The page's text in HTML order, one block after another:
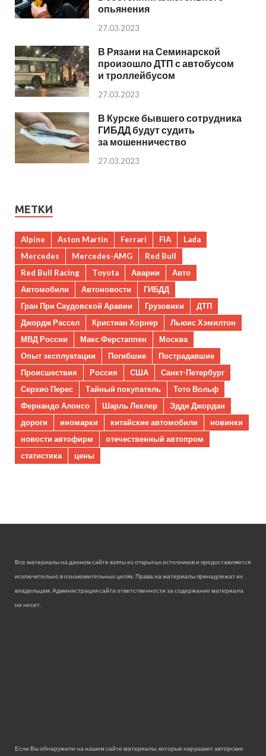
опьянения
27.03.2023
В Рязани на Семинарской
произошло ДТП с автобусом
и троллейбусом
27.03.2023
В Курске бывшего сотрудника
ГИБДД будут судить
за мошенничество
27.03.2023
МЕТКИ
Alpine Aston Martin Ferrari FIA
Lada
Mercedes
Mercedes-AMG
Red Bull
Red Bull Racing
Toyota Аварии
Авто
Автомобили
Автоновости
ГИБДД
Гран При Саудовской Аравии
Грузовики
ДТП
Джордж Рассел
Кристиан Хорнер
Льюис Хэмилтон
МВД России
Макс Ферстаппен
Москва
Опыт эксплуатации
Погибшие
Пострадавшие
Происшествия
Россия США
Санкт-Петербург
Серхио Перес
Тайный покупатель
Тото Вольф
Фернандо Алонсо
Шарль Леклер
Эдди Джордан
дороги
иномарки китайские автомобили
новинки
новости автофирм
отечественный автопром
статистика
цены
Все материалы на данном сайте взяты из открытых источников и предоставляются
исключительно в ознакомительных целях. Права на материалы принадлежат их
владельцам. Администрация сайта ответственности за содержание материала
не несет.
Если Вы обнаружили на нашем сайте материалы, которые нарушают авторские